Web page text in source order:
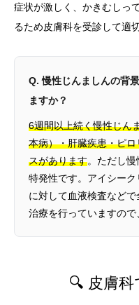
症状が激しく、かきむしっ
るため皮膚科を受診して適
Q. 慢性じんましんの背
ますか？
6週間以上続く慢性じん
本病）・肝臓疾患・ピ
スがあります。ただし
特発性です。アイシー
に対して血液検査など
治療を行っていますので
🔍 皮膚